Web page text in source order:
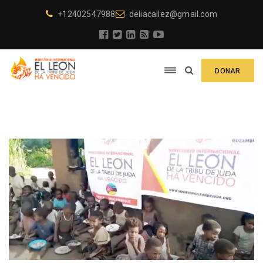
+12402547988 deliacallez@gmail.com
DONAR